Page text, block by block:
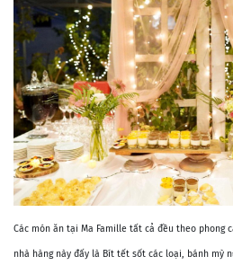
Các món ăn tại Ma Famille tất cả đều theo phong
nhà hàng này đấy là Bít tết sốt các loại, bánh mỳ